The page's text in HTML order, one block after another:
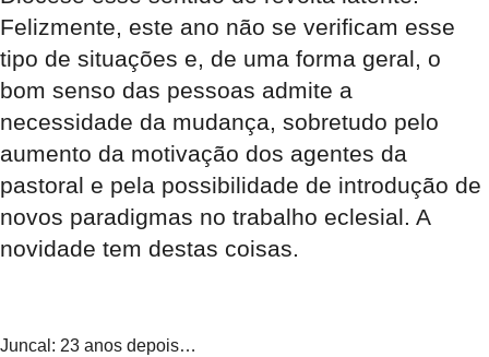
Felizmente, este ano não se verificam esse
tipo de situações e, de uma forma geral, o
bom senso das pessoas admite a
necessidade da mudança, sobretudo pelo
aumento da motivação dos agentes da
pastoral e pela possibilidade de introdução de
novos paradigmas no trabalho eclesial. A
novidade tem destas coisas.
Juncal: 23 anos depois…